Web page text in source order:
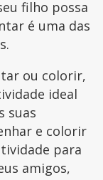
filho possa
é uma das
ou colorir,
ideal
suas
e colorir
para
amigos,